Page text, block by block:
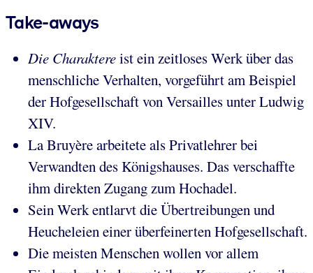
Take-aways
Die Charaktereist ein zeitloses Werk über das
menschliche Verhalten, vorgeführt am Beispiel
der Hofgesellschaft von Versailles unter Ludwig
XIV.
La Bruyère arbeitete als Privatlehrer bei
Verwandten des Königshauses. Das verschaffte
ihm direkten Zugang zum Hochadel.
Sein Werk entlarvt die Übertreibungen und
Heucheleien einer überfeinerten Hofgesellschaft.
Die meisten Menschen wollen vor allem